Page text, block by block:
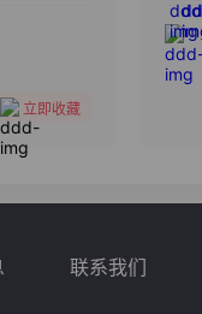
立即收藏
联系我们